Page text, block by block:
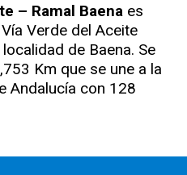
– Ramal Baena es
Verde del Aceite
de Baena. Se
Km que se une a la
Andalucía con 128